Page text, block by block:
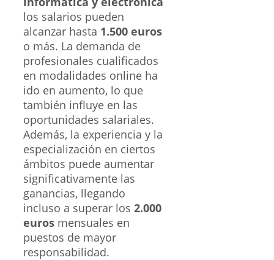
los salarios pueden
alcanzar hasta 1.500 euros
o más. La demanda de
profesionales cualificados
en modalidades online ha
ido en aumento, lo que
también influye en las
oportunidades salariales.
Además, la experiencia y la
especialización en ciertos
ámbitos puede aumentar
significativamente las
ganancias, llegando
incluso a superar los 2.000
euros mensuales en
puestos de mayor
responsabilidad.